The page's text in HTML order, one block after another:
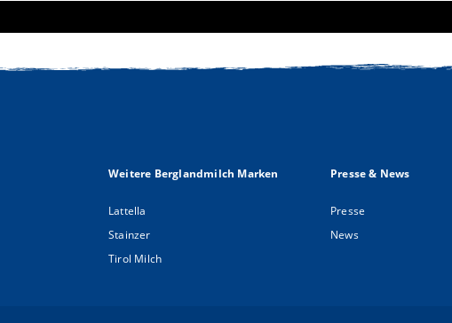
Weitere Berglandmilch Marken
Lattella
Stainzer
Tirol Milch
Presse & News
Presse
News